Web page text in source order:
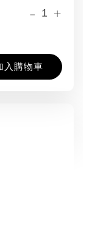
- +
入購物車